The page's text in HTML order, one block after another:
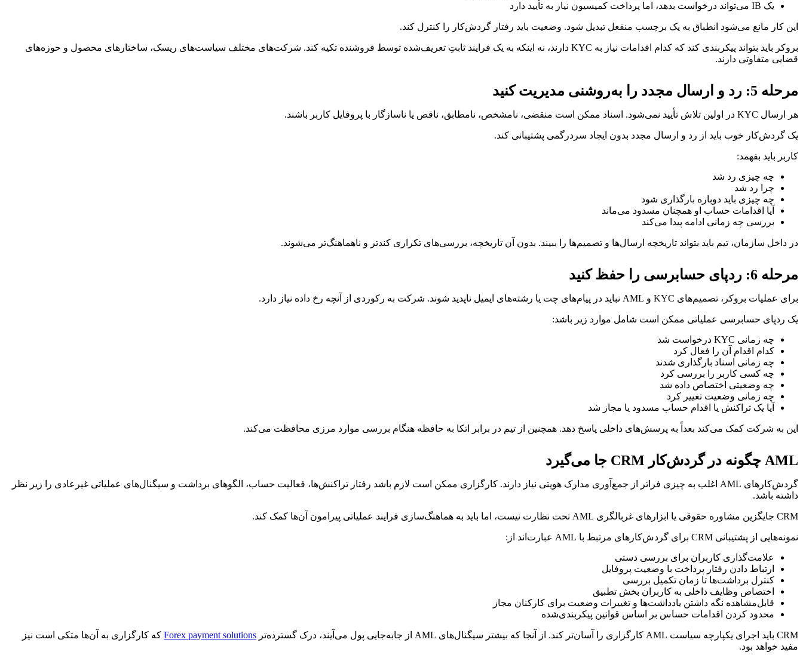
یک IB می‌تواند درخواست بدهد، اما پرداخت کمیسیون نیاز به تأیید دارد
این کار مانع می‌شود انطباق به یک برچسب منفعل تبدیل شود. وضعیت باید رفتار گردش‌کار را کنترل کند.
بروکر باید بتواند پیکربندی کند که کدام اقدامات نیاز به KYC دارند، نه اینکه به یک فرایند ثابتِ تعریف‌شده توسط فروشنده تکیه کند. شرکت‌های مختلف سیاست‌های ریسک، ساختارهای محصول و حوزه‌های
قضایی متفاوتی دارند.
مرحله 5: رد و ارسال مجدد را به‌روشنی مدیریت کنید
هر ارسال KYC در اولین تلاش تأیید نمی‌شود. اسناد ممکن است منقضی، نامشخص، نامطابق، ناقص یا ناسازگار با پروفایل کاربر باشند.
یک گردش‌کار خوب باید از رد و ارسال مجدد بدون ایجاد سردرگمی پشتیبانی کند.
کاربر باید بفهمد:
چه چیزی رد شد
چرا رد شد
چه چیزی باید دوباره بارگذاری شود
آیا اقدامات حساب او همچنان مسدود می‌ماند
بررسی چه زمانی ادامه پیدا می‌کند
در داخل سازمان، تیم باید بتواند تاریخچه ارسال‌ها و تصمیم‌ها را ببیند. بدون آن تاریخچه، بررسی‌های تکراری کندتر و ناهماهنگ‌تر می‌شوند.
مرحله 6: ردپای حسابرسی را حفظ کنید
برای عملیات بروکر، تصمیم‌های KYC و AML نباید در پیام‌های چت یا رشته‌های ایمیل ناپدید شوند. شرکت به رکوردی از آنچه رخ داده نیاز دارد.
یک ردپای حسابرسی عملیاتی ممکن است شامل موارد زیر باشد:
چه زمانی KYC درخواست شد
کدام اقدام آن را فعال کرد
چه زمانی اسناد بارگذاری شدند
چه کسی کاربر را بررسی کرد
چه وضعیتی اختصاص داده شد
چه زمانی وضعیت تغییر کرد
آیا یک تراکنش یا اقدام حساب مسدود یا مجاز شد
این به شرکت کمک می‌کند بعداً به پرسش‌های داخلی پاسخ دهد. همچنین از تیم در برابر اتکا به حافظه هنگام بررسی موارد مرزی محافظت می‌کند.
AML چگونه در گردش‌کار CRM جا می‌گیرد
گردش‌کارهای AML اغلب به چیزی فراتر از جمع‌آوری مدارک هویتی نیاز دارند. کارگزاری ممکن است لازم باشد رفتار تراکنش‌ها، فعالیت حساب، الگوهای برداشت و سیگنال‌های عملیاتی غیرعادی را زیر نظر
داشته باشد.
CRM جایگزین مشاوره حقوقی یا ابزارهای غربالگری AML تحت نظارت نیست، اما باید به هماهنگ‌سازی فرایند عملیاتی پیرامون آن‌ها کمک کند.
نمونه‌هایی از پشتیبانی CRM برای گردش‌کارهای مرتبط با AML عبارت‌اند از:
علامت‌گذاری کاربران برای بررسی دستی
ارتباط دادن رفتار پرداخت با وضعیت پروفایل
کنترل برداشت‌ها تا زمان تکمیل بررسی
اختصاص وظایف داخلی به کاربران بخش تطبیق
قابل‌مشاهده نگه داشتن یادداشت‌ها و تغییرات وضعیت برای کارکنان مجاز
محدود کردن اقدامات حساس بر اساس قوانین پیکربندی‌شده
CRM باید اجرای یکپارچه سیاست AML کارگزاری را آسان‌تر کند. از آنجا که بیشتر سیگنال‌های AML از جابه‌جایی پول می‌آیند، درک گسترده‌تر Forex payment solutions که کارگزاری به آن‌ها متکی است نیز
مفید خواهد بود.